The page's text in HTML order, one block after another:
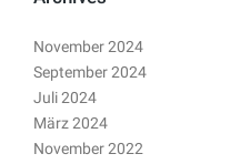
November 2024
September 2024
Juli 2024
März 2024
November 2022